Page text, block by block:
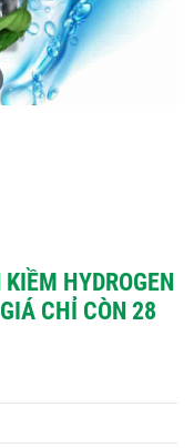
HYDROGEN
CHỈ CÒN 28